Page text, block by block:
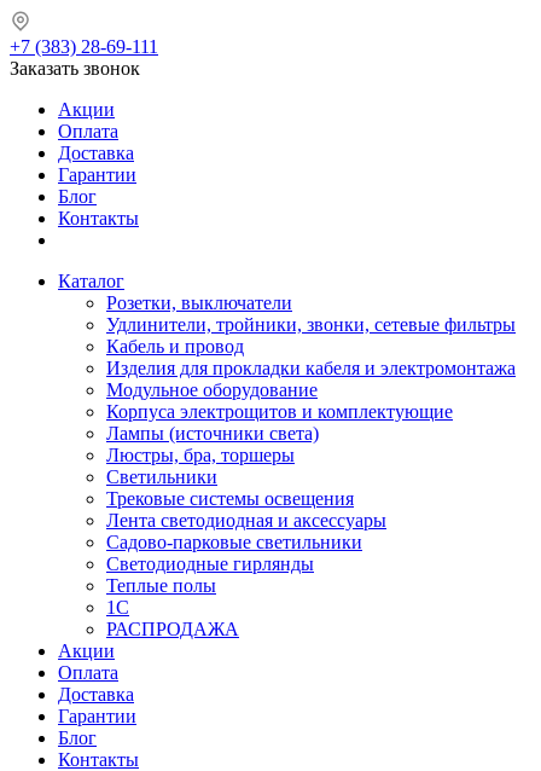
+7 (383) 28-69-111
Заказать звонок
Акции
Оплата
Доставка
Гарантии
Блог
Контакты
Каталог
Розетки, выключатели
Удлинители, тройники, звонки, сетевые фильтры
Кабель и провод
Изделия для прокладки кабеля и электромонтажа
Модульное оборудование
Корпуса электрощитов и комплектующие
Лампы (источники света)
Люстры, бра, торшеры
Светильники
Трековые системы освещения
Лента светодиодная и аксессуары
Садово-парковые светильники
Светодиодные гирлянды
Теплые полы
1С
РАСПРОДАЖА
Акции
Оплата
Доставка
Гарантии
Блог
Контакты